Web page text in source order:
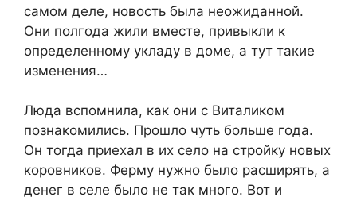
самом деле, новость была неожиданной.
Они полгода жили вместе, привыкли к
определенному укладу в доме, а тут такие
изменения…
Люда вспомнила, как они с Виталиком
познакомились. Прошло чуть больше года.
Он тогда приехал в их село на стройку новых
коровников. Ферму нужно было расширять, а
денег в селе было не так много. Вот и